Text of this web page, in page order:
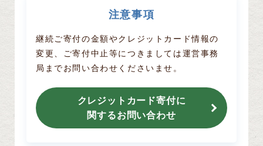
注意事項
継続ご寄付の金額やクレジットカード情報の
変更、ご寄付中止等につきましては運営事務
局までお問い合わせくださいませ。
クレジットカード寄付に
関するお問い合わせ